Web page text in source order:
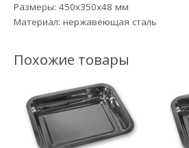
Размеры: 450х350х48 мм
Материал: нержавеющая сталь
Похожие товары